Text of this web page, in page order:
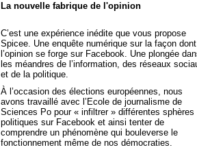
La nouvelle fabrique de l'opinion
C’est une expérience inédite que vous propose
Spicee. Une enquête numérique sur la façon dont
l’opinion se forge sur Facebook. Une plongée
les méandres de l’information, des réseaux
et de la politique.
À l’occasion des élections européennes, nous
avons travaillé avec l’Ecole de journalisme de
Sciences Po pour « infiltrer » différentes sphères
politiques sur Facebook et ainsi tenter de
comprendre un phénomène qui bouleverse le
fonctionnement même de nos démocraties.